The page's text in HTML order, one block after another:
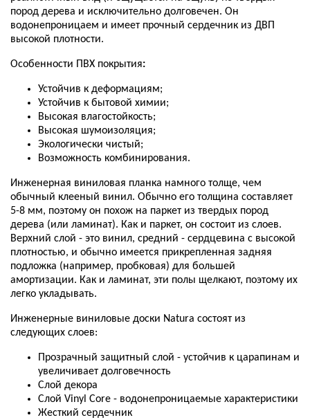
пород дерева и исключительно долговечен. Он
водонепроницаем и имеет прочный сердечник из ДВП
высокой плотности.
Особенности ПВХ покрытия:
Устойчив к деформациям;
Устойчив к бытовой химии;
Высокая влагостойкость;
Высокая шумоизоляция;
Экологически чистый;
Возможность комбинирования.
Инженерная виниловая планка намного толще, чем
обычный клееный винил. Обычно его толщина составляет
5-8 мм, поэтому он похож на паркет из твердых пород
дерева (или ламинат). Как и паркет, он состоит из слоев.
Верхний слой - это винил, средний - сердцевина с высокой
плотностью, и обычно имеется прикрепленная задняя
подложка (например, пробковая) для большей
амортизации. Как и ламинат, эти полы щелкают, поэтому их
легко укладывать.
Инженерные виниловые доски Natura состоят из
следующих слоев:
Прозрачный защитный слой - устойчив к царапинам и
увеличивает долговечность
Слой декора
Слой Vinyl Core - водонепроницаемые характеристики
Жесткий сердечник